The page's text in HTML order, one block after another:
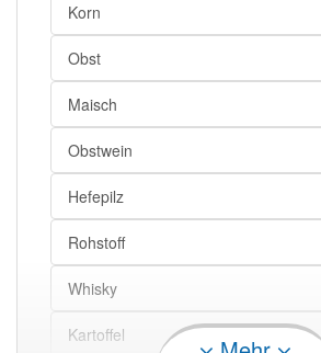
Korn
Obst
Maisch
Obstwein
Hefepilz
Rohstoff
Whisky
Kartoffel